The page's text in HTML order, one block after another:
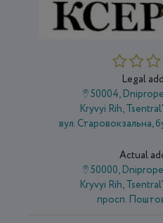
Legal
50004,
Kryvyi Rih,
вул. Старовокзальна,
Actual
50000,
Kryvyi Rih,
просп.